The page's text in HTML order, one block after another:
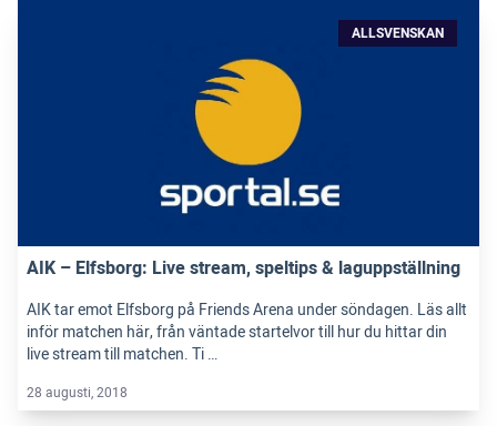
ALLSVENSKAN
AIK – Elfsborg: Live stream, speltips & laguppställning
AIK tar emot Elfsborg på Friends Arena under söndagen. Läs allt
inför matchen här, från väntade startelvor till hur du hittar din
live stream till matchen. Ti …
28 augusti, 2018